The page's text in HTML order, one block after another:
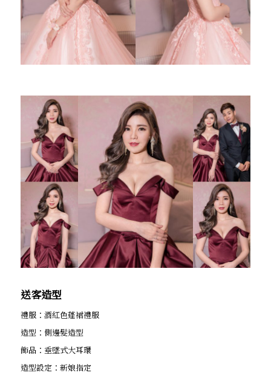
送客造型
禮服：酒紅色蓬裙禮服
造型：側邊髮造型
飾品：垂墜式大耳環
造型設定：新娘指定